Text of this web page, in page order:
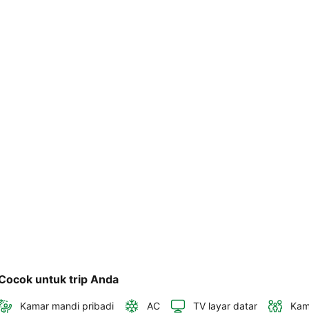
untuk trip Anda
Kamar mandi pribadi AC TV layar datar